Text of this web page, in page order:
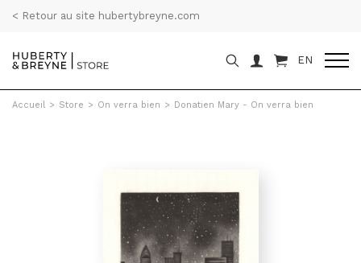
< Retour au site hubertybreyne.com
EN
Accueil > Store > On verra bien > Donatien Mary - On verra bien